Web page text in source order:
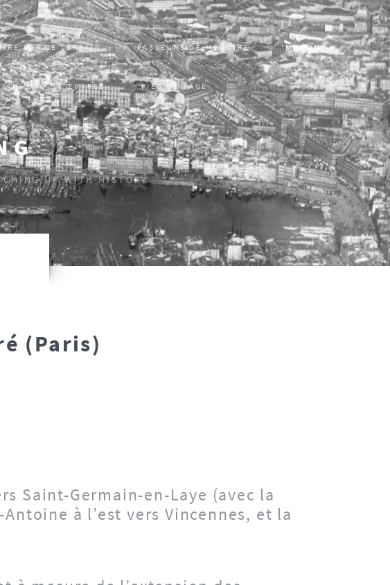
UP WITH HISTORY
SUR LE TERRAIN PASSEURS DE MÉMOIRE MONUM
ŒUVRES PIED DE PAGE
(Paris)
Saint-Germain-en-Laye (avec la
à l’est vers Vincennes, et la